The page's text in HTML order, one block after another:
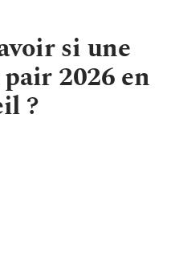
si une
2026 en
?